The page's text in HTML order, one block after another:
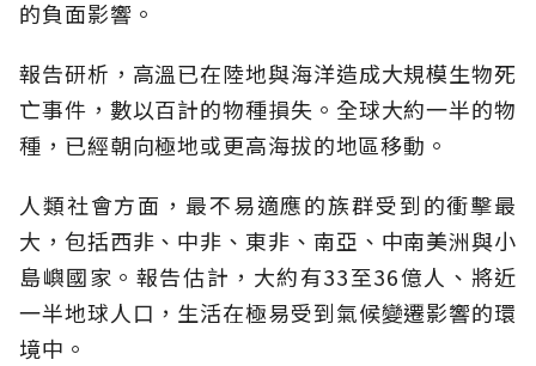
的負面影響。
報告研析，高溫已在陸地與海洋造成大規模生物死
亡事件，數以百計的物種損失。全球大約一半的物
種，已經朝向極地或更高海拔的地區移動。
人類社會方面，最不易適應的族群受到的衝擊最
大，包括西非、中非、東非、南亞、中南美洲與小
島嶼國家。報告估計，大約有33至36億人、將近
一半地球人口，生活在極易受到氣候變遷影響的環
境中。